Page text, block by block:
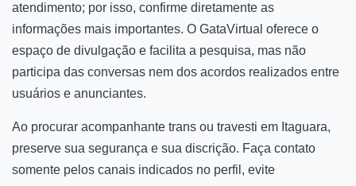
atendimento; por isso, confirme diretamente as
informações mais importantes. O GataVirtual oferece o
espaço de divulgação e facilita a pesquisa, mas não
participa das conversas nem dos acordos realizados entre
usuários e anunciantes.
Ao procurar acompanhante trans ou travesti em Itaguara,
preserve sua segurança e sua discrição. Faça contato
somente pelos canais indicados no perfil, evite